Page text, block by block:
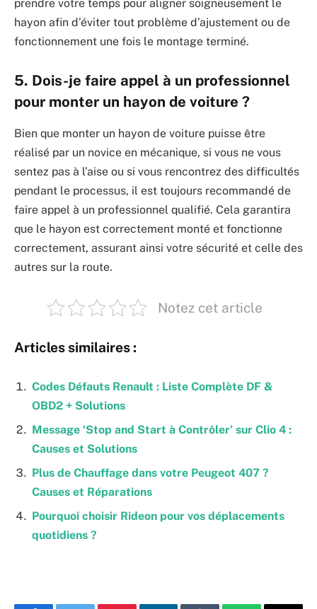
prendre votre temps pour aligner soigneusement le
hayon afin d’éviter tout problème d’ajustement ou de
fonctionnement une fois le montage terminé.
5. Dois-je faire appel à un professionnel
pour monter un hayon de voiture ?
Bien que monter un hayon de voiture puisse être
réalisé par un novice en mécanique, si vous ne vous
sentez pas à l’aise ou si vous rencontrez des difficultés
pendant le processus, il est toujours recommandé de
faire appel à un professionnel qualifié. Cela garantira
que le hayon est correctement monté et fonctionne
correctement, assurant ainsi votre sécurité et celle des
autres sur la route.
Notez cet article
Articles similaires :
Codes Défauts Renault : Liste Complète DF &
OBD2 + Solutions
Message ‘Stop and Start à Contrôler’ sur Clio 4 :
Causes et Solutions
Plus de Chauffage dans votre Peugeot 407 ?
Causes et Réparations
Pourquoi choisir Rideon pour vos déplacements
quotidiens ?